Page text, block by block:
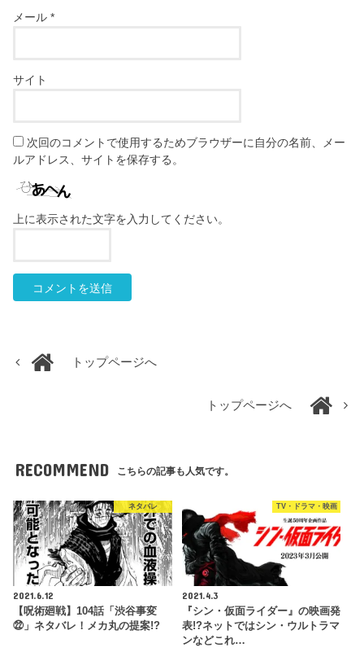
メール*
サイト
次回のコメントで使用するためブラウザーに自分の名前、メー
ルアドレス、サイトを保存する。
上に表示された文字を入力してください。
トップページへ
トップページへ
RECOMMEND こちらの記事も人気です。
ネタバレ
2021.6.12
【呪術廻戦】104話「渋谷事変
㉒」ネタバレ！メカ丸の提案!?
TV・ドラマ・映画
2021.4.3
『シン・仮面ライダー』の映画発
表!?ネットではシン・ウルトラマ
ンなどこれ…